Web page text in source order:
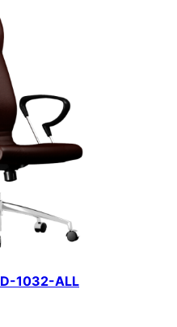
1032-ALL